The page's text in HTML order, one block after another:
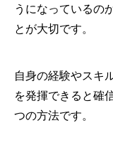
うになっているの
とが大切です。
自身の経験やスキ
を発揮できると確
つの方法です。